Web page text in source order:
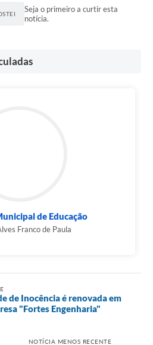
Seja o primeiro a curtir esta
notícia.
de Educação
Franco de Paula
de Inocência é renovada em
"Fortes Engenharia"
NOTÍCIA MENOS RECENTE